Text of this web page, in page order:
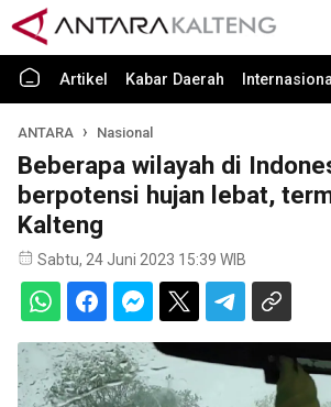
Artikel Kabar Daerah
ANTARA Nasional
Beberapa wilayah di
berpotensi hujan lebat,
Kalteng
Sabtu, 24 Juni 2023 15:39 WIB